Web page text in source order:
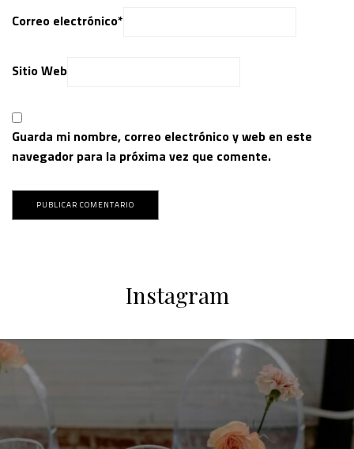
Correo electrónico*
Sitio Web
Guarda mi nombre, correo electrónico y web en este
navegador para la próxima vez que comente.
Instagram